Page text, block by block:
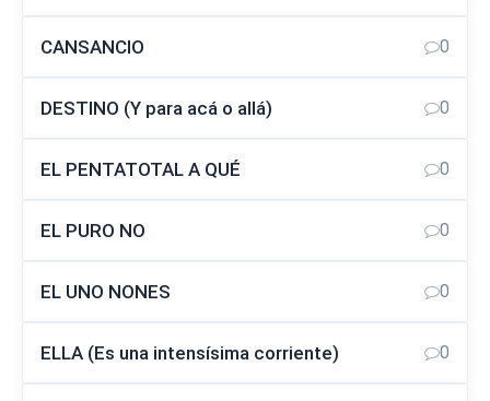
CANSANCIO 0
DESTINO (Y para acá o allá) 0
EL PENTATOTAL A QUÉ 0
EL PURO NO 0
EL UNO NONES 0
ELLA (Es una intensísima corriente) 0